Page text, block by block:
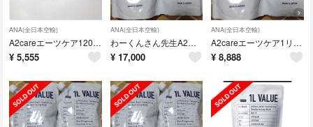
ANA(全日本空輸)
A2careエーツケア120ゲル2個セットA2ケア
¥ 5,555
ANA(全日本空輸)
わーくんさん先生A2ケア1リットル詰め替え4個セット
¥ 17,000
ANA(全日本空輸)
A2careエーツケア1リットル詰め替え2個セットA2ケア
¥ 8,888